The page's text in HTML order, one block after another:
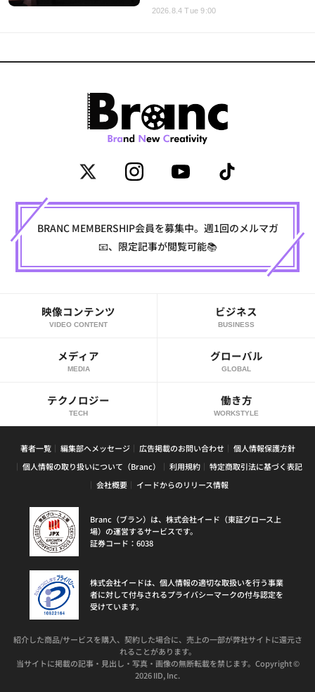
2026.8.4 Tue 9:00
BRANC MEMBERSHIP会員を募集中。週1回のメルマガ
📧、限定記事が閲覧可能📚
映像コンテンツ
VIDEO CONTENT
ビジネス
BUSINESS
メディア
MEDIA
グローバル
GLOBAL
テクノロジー
TECH
働き方
WORKSTYLE
著者一覧 編集部へメッセージ 広告掲載のお問い合わせ
個人情報保護方針
個人情報の取り扱いについて（Branc）
利用規約
特定商取引法に基づく表記
会社概要
イードからのリリース情報
Branc（ブラン）は、株式会社イード（東証グロース上
場）の運営するサービスです。
証券コード：6038
株式会社イードは、個人情報の適切な取扱いを行う事業
者に対して付与されるプライバシーマークの付与認定を
受けています。
紹介した商品/サービスを購入、契約した場合に、売上の一部が弊社サイトに還元さ
れることがあります。
当サイトに掲載の記事・見出し・写真・画像の無断転載を禁じます。Copyright ©
2026 IID, Inc.